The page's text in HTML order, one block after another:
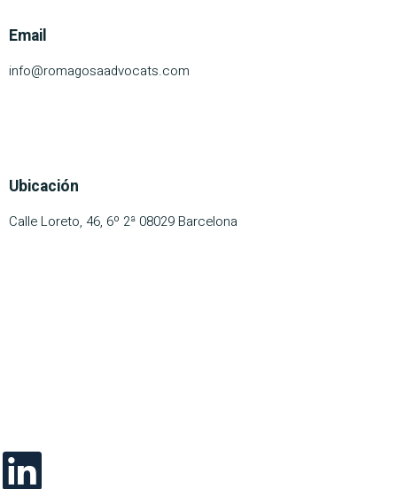
Email
info@romagosaadvocats.com
Ubicación
Calle Loreto, 46, 6º 2ª 08029 Barcelona